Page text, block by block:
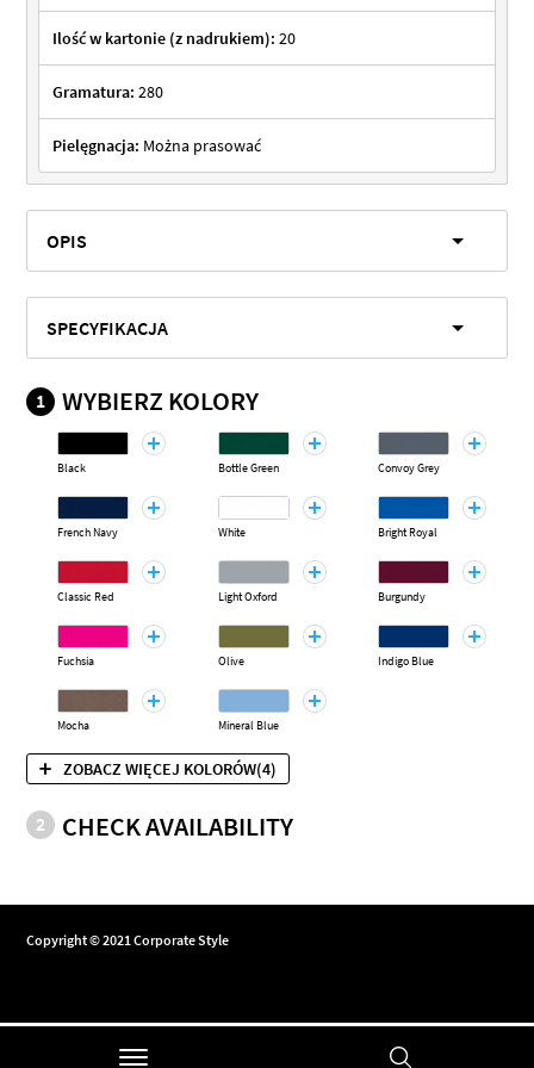
Ilość w kartonie (z nadrukiem): 20
Gramatura: 280
Pielęgnacja: Można prasować
OPIS
SPECYFIKACJA
1 WYBIERZ KOLORY
Black Bottle Green Convoy Grey
French Navy White Bright Royal
Classic Red Light Oxford Burgundy
Fuchsia Olive Indigo Blue
Mocha Mineral Blue
ZOBACZ WIĘCEJ KOLORÓW(4)
2 CHECK AVAILABILITY
Copyright © 2021 Corporate Style